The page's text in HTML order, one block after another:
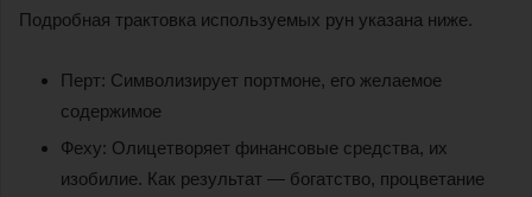
Подробная трактовка используемых рун указана ниже.
Перт: Символизирует портмоне, его желаемое
содержимое
Феху: Олицетворяет финансовые средства, их
изобилие. Как результат — богатство, процветание